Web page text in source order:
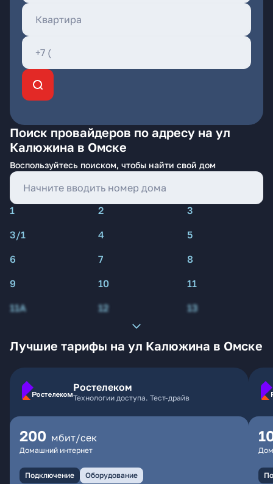
Поиск провайдеров по адресу на ул
Калюжина в Омске
Воспользуйтесь поиском, чтобы найти свой дом
1 2
3
3/1
4
5
6
7
8
9
10
11
11А
12 13
Лучшие тарифы на ул Калюжина в Омске
Ростелеком
Технологии доступа. Тест-драйв
200 мбит/сек
Домашний интернет
Подключение Оборудование